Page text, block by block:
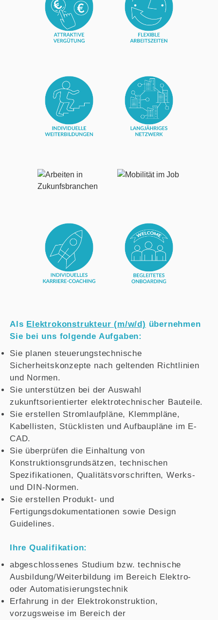
Als Elektrokonstrukteur (m/w/d) übernehmen
Sie bei uns folgende Aufgaben:
Sie planen steuerungstechnische
Sicherheitskonzepte nach geltenden Richtlinien
und Normen.
Sie unterstützen bei der Auswahl
zukunftsorientierter elektrotechnischer Bauteile.
Sie erstellen Stromlaufpläne, Klemmpläne,
Kabellisten, Stücklisten und Aufbaupläne im E-
CAD.
Sie überprüfen die Einhaltung von
Konstruktionsgrundsätzen, technischen
Spezifikationen, Qualitätsvorschriften, Werks-
und DIN-Normen.
Sie erstellen Produkt- und
Fertigungsdokumentationen sowie Design
Guidelines.
Ihre Qualifikation:
abgeschlossenes Studium bzw. technische
Ausbildung/Weiterbildung im Bereich Elektro-
oder Automatisierungstechnik
Erfahrung in der Elektrokonstruktion,
vorzugsweise im Bereich der